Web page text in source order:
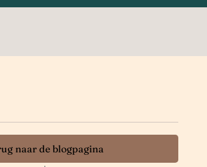
naar de blogpagina